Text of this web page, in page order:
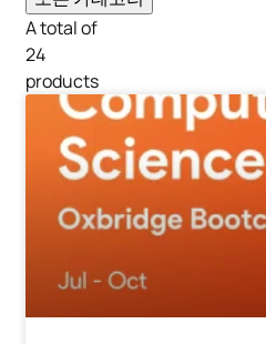
A total of
24
products